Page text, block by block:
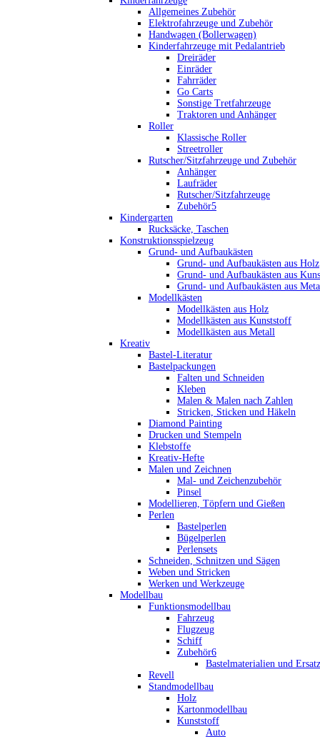
Allgemeines Zubehör
Elektrofahrzeuge und Zubehör
Handwagen (Bollerwagen)
Kinderfahrzeuge mit Pedalantrieb
Dreiräder
Einräder
Fahrräder
Go Carts
Sonstige Tretfahrzeuge
Traktoren und Anhänger
Roller
Klassische Roller
Streetroller
Rutscher/Sitzfahrzeuge und Zubehör
Anhänger
Laufräder
Rutscher/Sitzfahrzeuge
Zubehör5
Kindergarten
Rucksäcke, Taschen
Konstruktionsspielzeug
Grund- und Aufbaukästen
Grund- und Aufbaukästen aus Holz
Grund- und Aufbaukästen aus
Grund- und Aufbaukästen aus
Modellkästen
Modellkästen aus Holz
Modellkästen aus Kunststoff
Modellkästen aus Metall
Kreativ
Bastel-Literatur
Bastelpackungen
Falten und Schneiden
Kleben
Malen & Malen nach Zahlen
Stricken, Sticken und Häkeln
Diamond Painting
Drucken und Stempeln
Klebstoffe
Kreativ-Hefte
Malen und Zeichnen
Mal- und Zeichenzubehör
Pinsel
Modellieren, Töpfern und Gießen
Perlen
Bastelperlen
Bügelperlen
Perlensets
Schneiden, Schnitzen und Sägen
Weben und Stricken
Werken und Werkzeuge
Modellbau
Funktionsmodellbau
Fahrzeug
Flugzeug
Schiff
Zubehör6
Bastelmaterialien und
Revell
Standmodellbau
Holz
Kartonmodellbau
Kunststoff
Auto